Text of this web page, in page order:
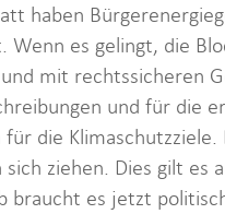
haben
Wenn es gelingt, die
mit rechtssicheren
und für die
die Klimaschutzziele.
ziehen. Dies gilt es
braucht es jetzt